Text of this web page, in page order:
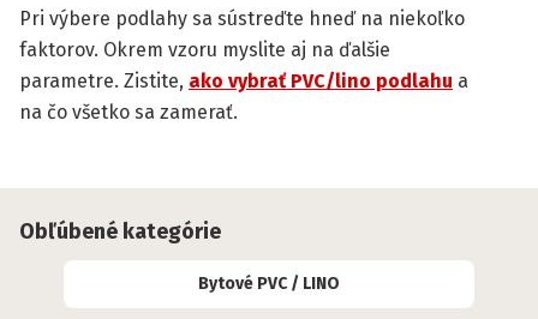
Pri výbere podlahy sa sústreďte hneď na niekoľko
faktorov. Okrem vzoru myslite aj na ďalšie
parametre. Zistite, ako vybrať PVC/lino podlahu a
na čo všetko sa zamerať.
Obľúbené kategórie
Bytové PVC / LINO